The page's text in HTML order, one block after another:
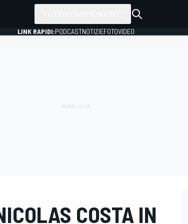
LINK RAPIDI:PODCASTNOTIZIEFOTOVIDEO
COSTA IN